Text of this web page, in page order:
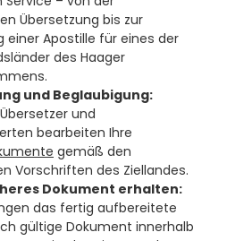
Übersetzung bis zur
einer Apostille für eines der
des Haager
und Beglaubigung:
und
gemäß den
Vorschriften des Ziellandes.
Dokument erhalten:
das fertig aufbereitete
gültige Dokument innerhalb